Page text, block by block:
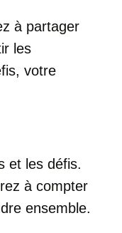
à partager
les
votre
et les défis.
à compter
ensemble.